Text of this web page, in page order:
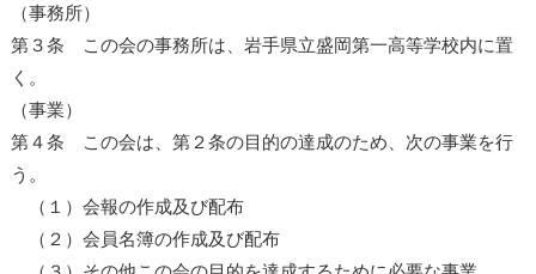
（事務所）
第３条 この会の事務所は、岩手県立盛岡第一高等学校内に置
く。
（事業）
第４条 この会は、第２条の目的の達成のため、次の事業を行
う。
（１）会報の作成及び配布
（２）会員名簿の作成及び配布